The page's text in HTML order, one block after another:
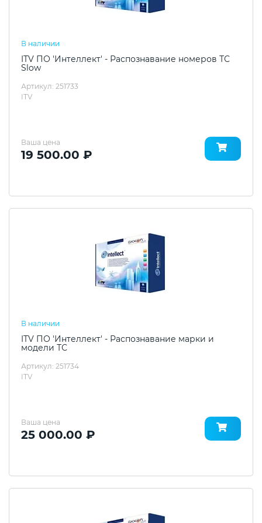
В наличии
ITV ПО 'Интеллект' - Распознавание номеров ТС
Slow
Артикул: 251733
ITV
Ваша цена
19 500.00 ₽
В наличии
ITV ПО 'Интеллект' - Распознавание марки и
модели ТС
Артикул: 251734
ITV
Ваша цена
25 000.00 ₽